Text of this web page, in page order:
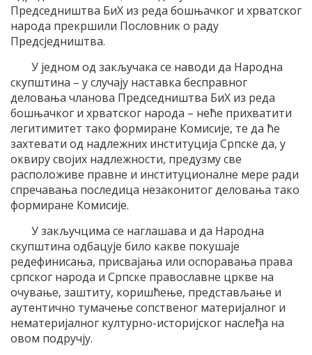
Председништва БиХ из реда бошњачког и хрватског
народа прекршили Пословник о раду
Предсједништва.
У једном од закључака се наводи да Народна
скупштина – у случају наставка бесправног
деловања чланова Председништва БиХ из реда
бошњачког и хрватског народа – неће прихватити
легитимитет тако формиране Комисије, те да ће
захтевати од надлежних институција Српске да, у
оквиру својих надлежности, предузму све
расположиве правне и институционалне мере ради
спречавања последица незаконитог деловања тако
формиране Комисије.
У закључцима се наглашава и да Народна
скупштина одбацује било какве покушаје
редефинисања, присвајања или оспоравања права
српског народа и Српске православне цркве на
очување, заштиту, коришћење, представљање и
аутентично тумачење сопственог материјалног и
нематеријалног културно-историјског наслеђа на
овом подручју.